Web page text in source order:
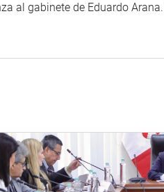
al gabinete de Eduardo